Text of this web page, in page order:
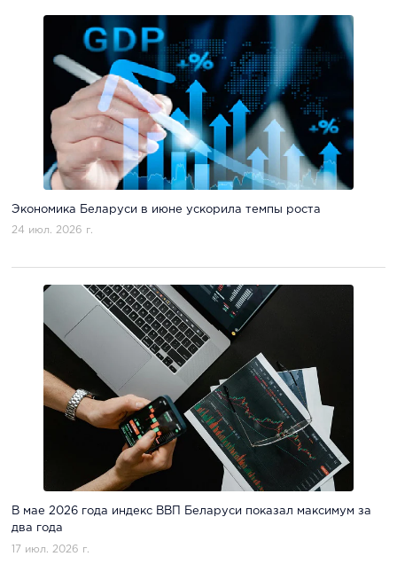
Экономика Беларуси в июне ускорила темпы роста
24 июл. 2026 г.
В мае 2026 года индекс ВВП Беларуси показал максимум за
два года
17 июл. 2026 г.